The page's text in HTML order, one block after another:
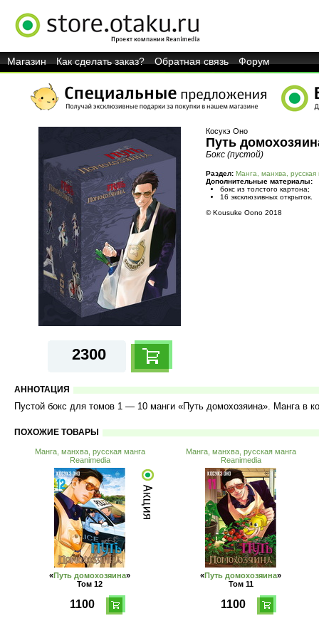
Магазин Как сделать заказ? Обратная связь Форум
Косукэ Оно
Путь
Бокс (пустой)
Раздел: Манга, манхва, русская
Дополнительные материалы:
бокс из толстого картона;
16 эксклюзивных открыток.
© Kousuke Oono 2018
2300
АННОТАЦИЯ
Пустой бокс для томов 1 — 10 манги «Путь домохозяина». Манга в
ПОХОЖИЕ ТОВАРЫ
Манга, манхва, русская манга
Reanimedia
«Путь домохозяина»
Том 12
1100
Манга, манхва, русская манга
Reanimedia
«Путь домохозяина»
Том 11
1100